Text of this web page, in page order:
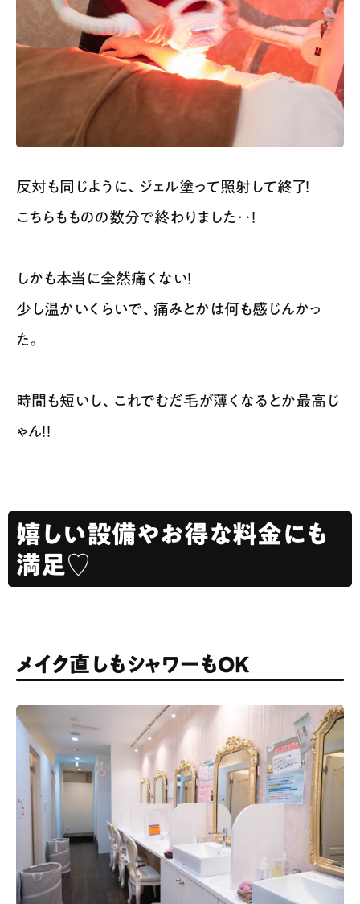
反対も同じように、ジェル塗って照射して終了！
こちらもものの数分で終わりました‥！
しかも本当に全然痛くない！
少し温かいくらいで、痛みとかは何も感じんかっ
た。
時間も短いし、これでむだ毛が薄くなるとか最高じ
ゃん！！
嬉しい設備やお得な料金にも
満足♡
メイク直しもシャワーもOK